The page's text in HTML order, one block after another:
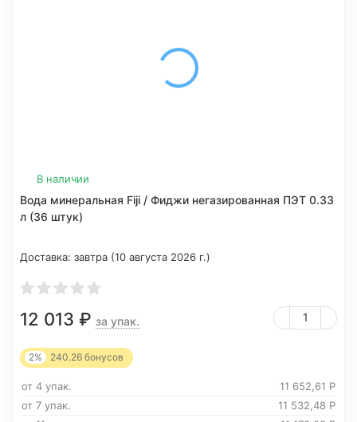
В наличии
Вода минеральная Fiji / Фиджи негазированная ПЭТ 0.33
л (36 штук)
Доставка: завтра (10 августа 2026 г.)
12 013 ₽ за упак.
2% 240.26 бонусов
от 4 упак. 11 652,61 Р
от 7 упак.
11 532,48 Р